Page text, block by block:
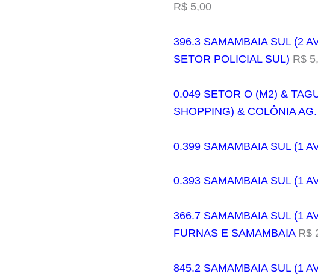
R$ 5,00
396.3 SAMAMBAIA SUL (2
SETOR POLICIAL SUL) R$
0.049 SETOR O (M2) &
SHOPPING) & COLÔNIA
0.399 SAMAMBAIA SUL (1
0.393 SAMAMBAIA SUL (1
366.7 SAMAMBAIA SUL (1
FURNAS E SAMAMBAIAR$
845.2 SAMAMBAIA SUL (1